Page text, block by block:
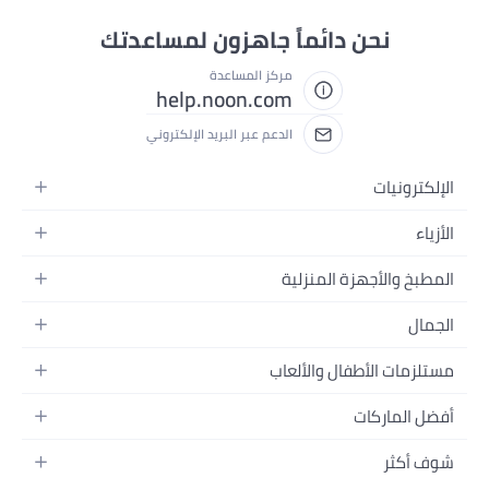
نحن دائماً جاهزون لمساعدتك
مركز المساعدة
help.noon.com
الدعم عبر البريد الإلكتروني
الإلكترونيات
الجوالات
اللابتوبات
الأجهزة المنزلية
التلفزيونات
السماعات
ألعاب القيمنق
الأزياء
أزياء نسائية
أزياء البنات
أزياء الأولاد
المجوهرات
حقائب نسائية
المطبخ والأجهزة المنزلية
الحمام
المطبخ والسفرة
أدوات وتحسين المنزل
الأثاث
الجمال
العطور
العناية بالشعر
العناية بالبشرة
مستلزمات الأطفال والألعاب
الحفاضات
الرضاعة والتغذية
أفضل الماركات
سامسونج
شوف أكثر